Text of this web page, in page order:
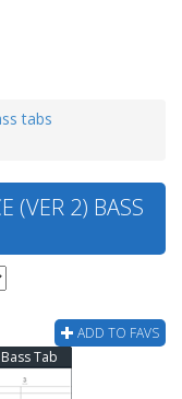
tabs
(VER 2) BASS
ADD TO FAVS
Tab